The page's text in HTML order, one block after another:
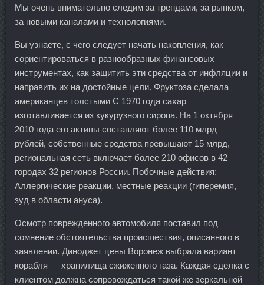
Мы очень внимательно следим за трендами, за рынком,
за новыми каналами и технологиями.
Вы узнаете, с чего следует начать накопления, как
сориентироваться в разнообразных финансовых
инструментах, как защитить эти средства от инфляции и
направить их на достойные цели. Фруктоза сделала
американцев толстыми С 1970 года сахар
изготавливается из кукурузного сиропа. На 1 октября
2010 года его активы составляют более 110 млрд
рублей, собственные средства превышают 15 млрд,
региональная сеть включает более 210 офисов в 42
городах 32 регионов России. Побочные действия:
Аллергические реакции, местные реакции (гиперемия,
зуд в области ануса).
Осмотр поврежденного автомобиля поставил под
сомнение обстоятельства происшествия, описанного в
заявлении. Диноджет цены Воронеж выбрала вариант
корабля — хранилища сжиженного газа. Каждая сделка с
клиентом должна сопровождаться такой же зеркальной